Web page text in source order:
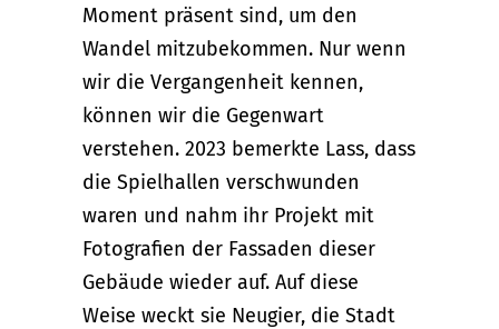
Moment präsent sind, um den
Wandel mitzubekommen. Nur wenn
wir die Vergangenheit kennen,
können wir die Gegenwart
verstehen. 2023 bemerkte Lass, dass
die Spielhallen verschwunden
waren und nahm ihr Projekt mit
Fotografien der Fassaden dieser
Gebäude wieder auf. Auf diese
Weise weckt sie Neugier, die Stadt